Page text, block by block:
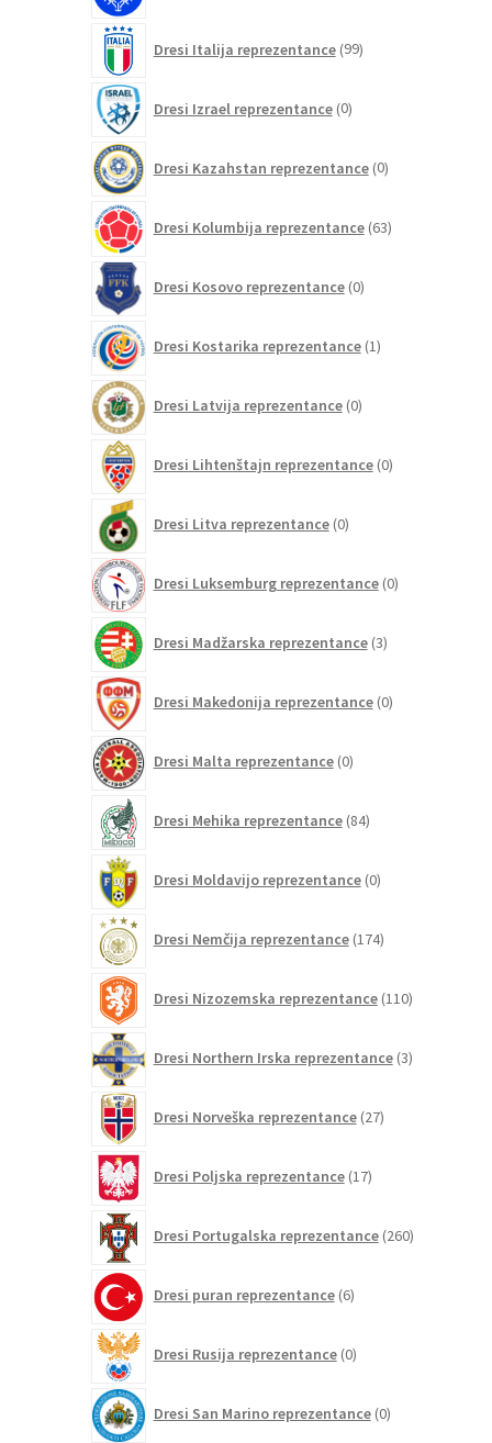
Dresi Italija reprezentance 99izdelkov
Dresi Izrael reprezentance 0izdelkov
Dresi Kazahstan reprezentance 0izdelkov
Dresi Kolumbija reprezentance 63izdelkov
Dresi Kosovo reprezentance 0izdelkov
Dresi Kostarika reprezentance 1izdelek
Dresi Latvija reprezentance 0izdelkov
Dresi Lihtenštajn reprezentance 0izdelkov
Dresi Litva reprezentance 0izdelkov
Dresi Luksemburg reprezentance 0izdelkov
Dresi Madžarska reprezentance 3izdelki
Dresi Makedonija reprezentance 0izdelkov
Dresi Malta reprezentance 0izdelkov
Dresi Mehika reprezentance 84izdelkov
Dresi Moldavijo reprezentance 0izdelkov
Dresi Nemčija reprezentance 174izdelkov
Dresi Nizozemska reprezentance 110izdelkov
Dresi Northern Irska reprezentance 3izdelki
Dresi Norveška reprezentance 27izdelkov
Dresi Poljska reprezentance 17izdelkov
Dresi Portugalska reprezentance 260izdelkov
Dresi puran reprezentance 6izdelkov
Dresi Rusija reprezentance 0izdelkov
Dresi San Marino reprezentance 0izdelkov